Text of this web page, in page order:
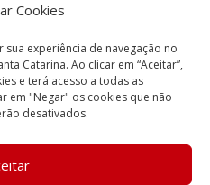
Cookies
experiência de navegação no
Catarina. Ao clicar em “Aceitar”,
e terá acesso a todas as
em "Negar" os cookies que não
desativados.